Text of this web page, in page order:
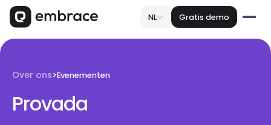
NL Gratis demo
Over ons>Evenementen
Provada